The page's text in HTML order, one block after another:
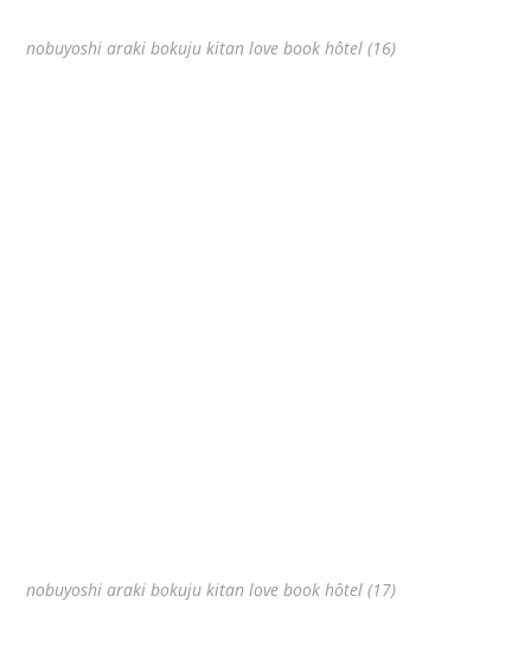
nobuyoshi araki bokuju kitan love book hôtel (16)
nobuyoshi araki bokuju kitan love book hôtel (17)